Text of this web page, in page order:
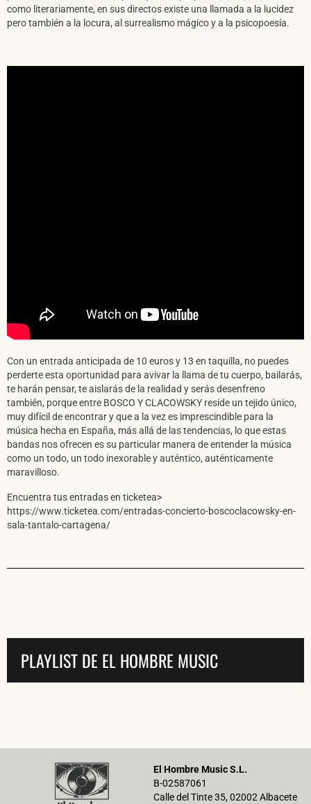
como literariamente, en sus directos existe una llamada a la lucidez
pero también a la locura, al surrealismo mágico y a la psicopoesía.
Con un entrada anticipada de 10 euros y 13 en taquilla, no puedes
perderte esta oportunidad para avivar la llama de tu cuerpo, bailarás,
te harán pensar, te aislarás de la realidad y serás desenfreno
también, porque entre BOSCO Y CLACOWSKY reside un tejido único,
muy difícil de encontrar y que a la vez es imprescindible para la
música hecha en España, más allá de las tendencias, lo que estas
bandas nos ofrecen es su particular manera de entender la música
como un todo, un todo inexorable y auténtico, auténticamente
maravilloso.
Encuentra tus entradas en ticketea>
https://www.ticketea.com/entradas-concierto-boscoclacowsky-en-
sala-tantalo-cartagena/
PLAYLIST DE EL HOMBRE MUSIC
El Hombre Music S.L.
B-02587061
Calle del Tinte 35, 02002 Albacete
DARME DE ALTA